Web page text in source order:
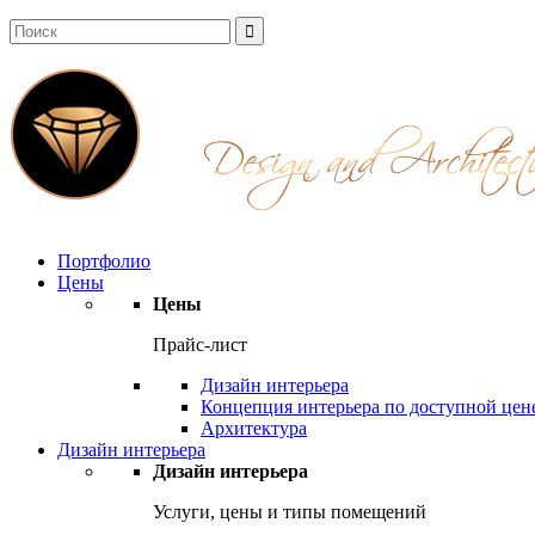
Портфолио
Цены
Цены
Прайс-лист
Дизайн интерьера
Концепция интерьера по доступной
Архитектура
Дизайн интерьера
Дизайн интерьера
Услуги, цены и типы помещений